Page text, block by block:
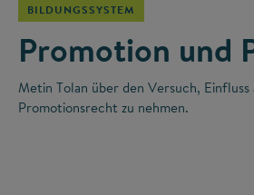
BILDUNGSSYSTEM
Promotion und
Metin Tolan über den Versuch, Einfluss
Promotionsrecht zu nehmen.